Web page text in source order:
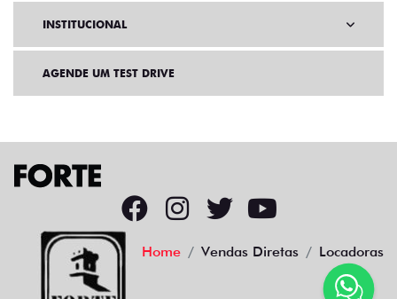
INSTITUCIONAL
AGENDE UM TEST DRIVE
Home Vendas Diretas Locadoras